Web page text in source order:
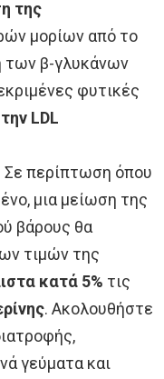
της
μορίων από το
των β-γλυκάνων
φυτικές
LDL
Σε περίπτωση όπου
μια μείωση της
βάρους θα
τιμών της
κατά 5% τις
. Ακολουθήστε
γεύματα και